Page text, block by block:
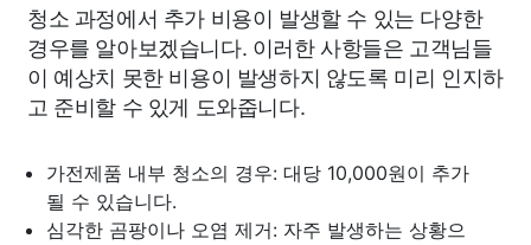
청소 과정에서 추가 비용이 발생할 수 있는 다양한
경우를 알아보겠습니다. 이러한 사항들은 고객님들
이 예상치 못한 비용이 발생하지 않도록 미리 인지하
고 준비할 수 있게 도와줍니다.
가전제품 내부 청소의 경우: 대당 10,000원이 추가
될 수 있습니다.
심각한 곰팡이나 오염 제거: 자주 발생하는 상황으